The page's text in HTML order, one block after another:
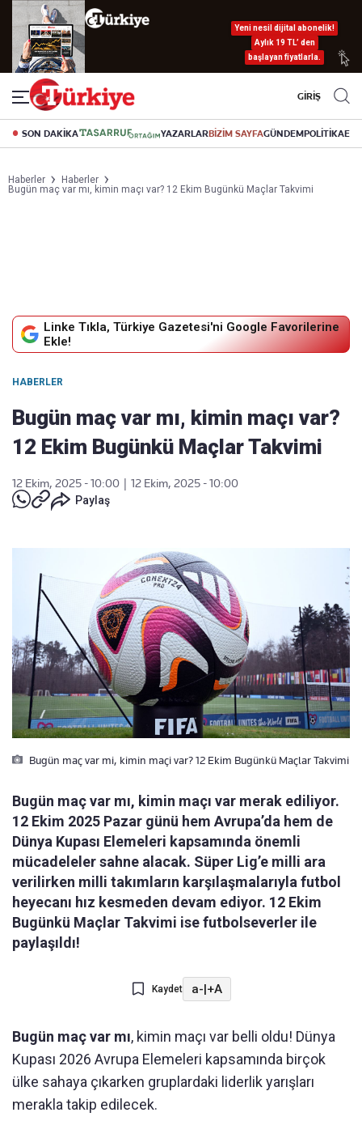
Yeni nesil dijital abonelik!
Aylık 19 TL’ den
başlayan fiyatlarla.
GİRİŞ
SON DAKİKA YAZARLARBİZİM SAYFAGÜNDEMPOLİTİKA
Haberler
Haberler
Bugün maç var mı, kimin maçı var? 12 Ekim Bugünkü Maçlar Takvimi
Linke Tıkla, Türkiye Gazetesi'ni Google Favorilerine
Ekle!
HABERLER
Bugün maç var mı, kimin maçı var?
12 Ekim Bugünkü Maçlar Takvimi
12 Ekim, 2025 - 10:00
12 Ekim, 2025 - 10:00
Paylaş
Bugün maç var mi, kimin maçi var? 12 Ekim Bugünkü Maçlar Takvimi
Bugün maç var mı, kimin maçı var merak ediliyor.
12 Ekim 2025 Pazar günü hem Avrupa’da hem de
Dünya Kupası Elemeleri kapsamında önemli
mücadeleler sahne alacak. Süper Lig’e milli ara
verilirken milli takımların karşılaşmalarıyla futbol
heyecanı hız kesmeden devam ediyor. 12 Ekim
Bugünkü Maçlar Takvimi ise futbolseverler ile
paylaşıldı!
Kaydet a-|+A
Bugün maç var mı, kimin maçı var belli oldu! Dünya
Kupası 2026 Avrupa Elemeleri kapsamında birçok
ülke sahaya çıkarken gruplardaki liderlik yarışları
merakla takip edilecek.